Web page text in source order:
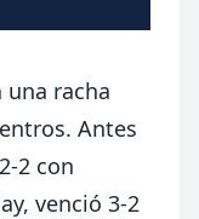
racha
Antes
2 con
venció 3-2